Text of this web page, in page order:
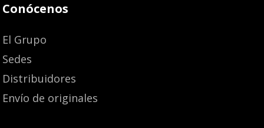
Conócenos
El Grupo
Sedes
Distribuidores
Envío de originales